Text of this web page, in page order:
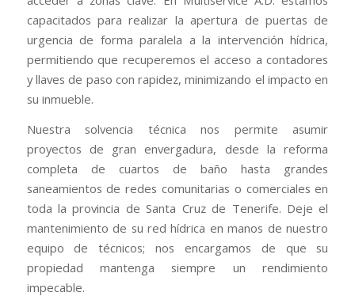
capacitados para realizar la apertura de puertas de
urgencia de forma paralela a la intervención hídrica,
permitiendo que recuperemos el acceso a contadores
y llaves de paso con rapidez, minimizando el impacto en
su inmueble.
Nuestra solvencia técnica nos permite asumir
proyectos de gran envergadura, desde la reforma
completa de cuartos de baño hasta grandes
saneamientos de redes comunitarias o comerciales en
toda la provincia de Santa Cruz de Tenerife. Deje el
mantenimiento de su red hídrica en manos de nuestro
equipo de técnicos; nos encargamos de que su
propiedad mantenga siempre un rendimiento
impecable.